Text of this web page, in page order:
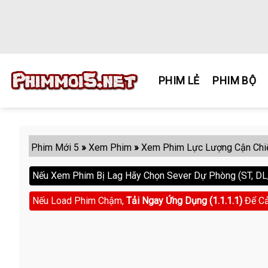
PHIM LẺ PHIM BỘ
Phim Mới 5 » Xem Phim » Xem Phim Lực Lượng Cận
Nếu Xem Phim Bị Lag Hãy Chọn Sever Dự Phòng (ST,
Nếu Load Phim Chậm, Tải Ngay Ứng Dụng (1.1.1.1) Để